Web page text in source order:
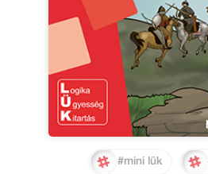
#mini lük